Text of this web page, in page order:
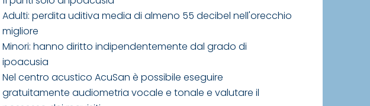
Adulti: perdita uditiva media di almeno 55 decibel nell'orecchio
migliore
Minori: hanno diritto indipendentemente dal grado di
ipoacusia
Nel centro acustico AcuSan è possibile eseguire
gratuitamente audiometria vocale e tonale e valutare il